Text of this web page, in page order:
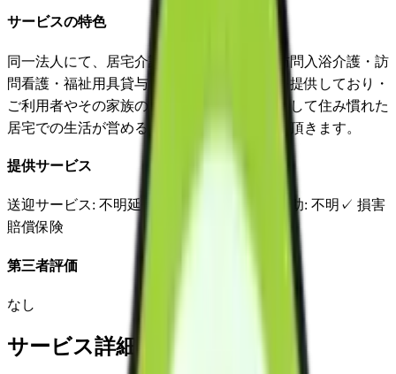
サービスの特色
同一法人にて、居宅介護支援・訪問介護・訪問入浴介護・訪
問看護・福祉用具貸与・特定福祉用具販売を提供しており・
ご利用者やその家族の希望を尊重して、安心して住み慣れた
居宅での生活が営めるようにお手伝いさせて頂きます。
提供サービス
送迎サービス: 不明延長サービス 自宅援助: 不明 ✓ 損害
賠償保険
第三者評価
なし
サービス詳細